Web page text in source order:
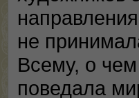
не
Всему, о чем
поведала